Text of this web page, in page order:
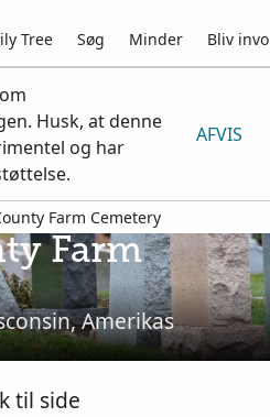
Tree Søg Minder Bliv
Husk, at denne
og har
AFVIS
Farm Cemetery
Farm
Amerikas
til side